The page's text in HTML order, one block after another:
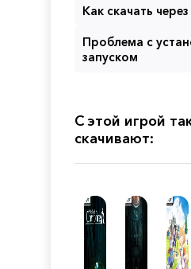
Как скачать
Проблема с
запуском
С этой игрой
скачивают: